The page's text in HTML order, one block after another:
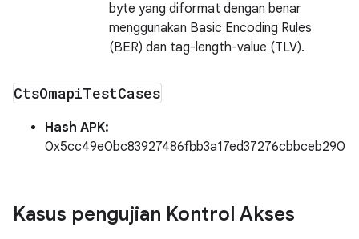
byte yang diformat dengan benar
menggunakan Basic Encoding Rules
(BER) dan tag-length-value (TLV).
CtsOmapiTestCases
Hash APK:
0x5cc49e0bc83927486fbb3a17ed37276cbbceb290
Kasus pengujian Kontrol Akses